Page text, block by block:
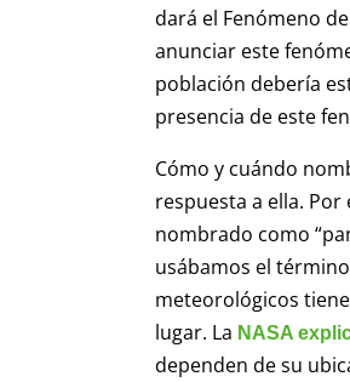
dará el Fenómeno
anunciar este
población debería
presencia de este
Cómo y cuándo
respuesta a ella.
nombrado como
usábamos el
meteorológicos
lugar. La NASA
dependen de su